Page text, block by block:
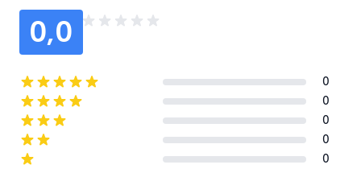
0,0
5-star reviews
0
4-star reviews
0
3-star reviews
0
2-star reviews
0
1-star reviews
0